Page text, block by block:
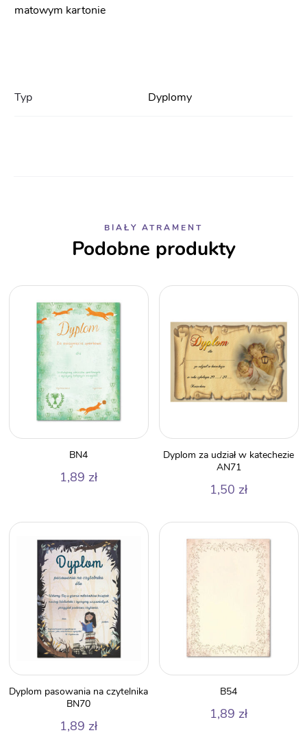
matowym kartonie
Typ Dyplomy
BIAŁY ATRAMENT
Podobne produkty
BN4
1,89 zł
Dyplom za udział w katechezie
AN71
1,50 zł
Dyplom pasowania na czytelnika
BN70
1,89 zł
B54
1,89 zł